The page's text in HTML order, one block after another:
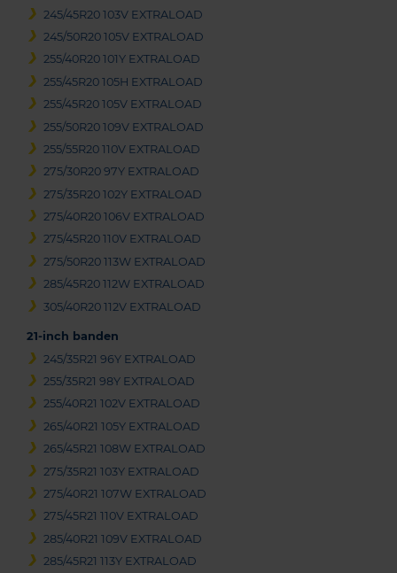
245/45R20 103V EXTRALOAD
245/50R20 105V EXTRALOAD
255/40R20 101Y EXTRALOAD
255/45R20 105H EXTRALOAD
255/45R20 105V EXTRALOAD
255/50R20 109V EXTRALOAD
255/55R20 110V EXTRALOAD
275/30R20 97Y EXTRALOAD
275/35R20 102Y EXTRALOAD
275/40R20 106V EXTRALOAD
275/45R20 110V EXTRALOAD
275/50R20 113W EXTRALOAD
285/45R20 112W EXTRALOAD
305/40R20 112V EXTRALOAD
21-inch banden
245/35R21 96Y EXTRALOAD
255/35R21 98Y EXTRALOAD
255/40R21 102V EXTRALOAD
265/40R21 105Y EXTRALOAD
265/45R21 108W EXTRALOAD
275/35R21 103Y EXTRALOAD
275/40R21 107W EXTRALOAD
275/45R21 110V EXTRALOAD
285/40R21 109V EXTRALOAD
285/45R21 113Y EXTRALOAD